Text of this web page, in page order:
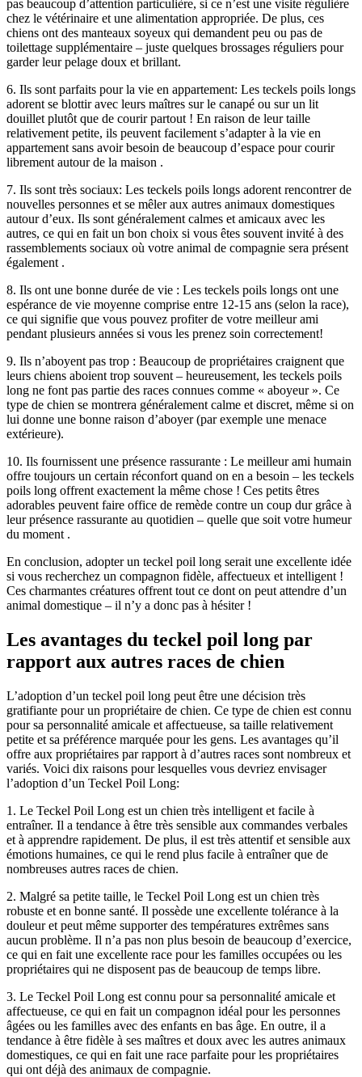
pas beaucoup d’attention particulière, si ce n’est une visite régulière
chez le vétérinaire et une alimentation appropriée. De plus, ces
chiens ont des manteaux soyeux qui demandent peu ou pas de
toilettage supplémentaire – juste quelques brossages réguliers pour
garder leur pelage doux et brillant.
6. Ils sont parfaits pour la vie en appartement: Les teckels poils longs
adorent se blottir avec leurs maîtres sur le canapé ou sur un lit
douillet plutôt que de courir partout ! En raison de leur taille
relativement petite, ils peuvent facilement s’adapter à la vie en
appartement sans avoir besoin de beaucoup d’espace pour courir
librement autour de la maison .
7. Ils sont très sociaux: Les teckels poils longs adorent rencontrer de
nouvelles personnes et se mêler aux autres animaux domestiques
autour d’eux. Ils sont généralement calmes et amicaux avec les
autres, ce qui en fait un bon choix si vous êtes souvent invité à des
rassemblements sociaux où votre animal de compagnie sera présent
également .
8. Ils ont une bonne durée de vie : Les teckels poils longs ont une
espérance de vie moyenne comprise entre 12-15 ans (selon la race),
ce qui signifie que vous pouvez profiter de votre meilleur ami
pendant plusieurs années si vous les prenez soin correctement!
9. Ils n’aboyent pas trop : Beaucoup de propriétaires craignent que
leurs chiens aboient trop souvent – heureusement, les teckels poils
long ne font pas partie des races connues comme « aboyeur ». Ce
type de chien se montrera généralement calme et discret, même si on
lui donne une bonne raison d’aboyer (par exemple une menace
extérieure).
10. Ils fournissent une présence rassurante : Le meilleur ami humain
offre toujours un certain réconfort quand on en a besoin – les teckels
poils long offrent exactement la même chose ! Ces petits êtres
adorables peuvent faire office de remède contre un coup dur grâce à
leur présence rassurante au quotidien – quelle que soit votre humeur
du moment .
En conclusion, adopter un teckel poil long serait une excellente idée
si vous recherchez un compagnon fidèle, affectueux et intelligent !
Ces charmantes créatures offrent tout ce dont on peut attendre d’un
animal domestique – il n’y a donc pas à hésiter !
Les avantages du teckel poil long par
rapport aux autres races de chien
L’adoption d’un teckel poil long peut être une décision très
gratifiante pour un propriétaire de chien. Ce type de chien est connu
pour sa personnalité amicale et affectueuse, sa taille relativement
petite et sa préférence marquée pour les gens. Les avantages qu’il
offre aux propriétaires par rapport à d’autres races sont nombreux et
variés. Voici dix raisons pour lesquelles vous devriez envisager
l’adoption d’un Teckel Poil Long:
1. Le Teckel Poil Long est un chien très intelligent et facile à
entraîner. Il a tendance à être très sensible aux commandes verbales
et à apprendre rapidement. De plus, il est très attentif et sensible aux
émotions humaines, ce qui le rend plus facile à entraîner que de
nombreuses autres races de chien.
2. Malgré sa petite taille, le Teckel Poil Long est un chien très
robuste et en bonne santé. Il possède une excellente tolérance à la
douleur et peut même supporter des températures extrêmes sans
aucun problème. Il n’a pas non plus besoin de beaucoup d’exercice,
ce qui en fait une excellente race pour les familles occupées ou les
propriétaires qui ne disposent pas de beaucoup de temps libre.
3. Le Teckel Poil Long est connu pour sa personnalité amicale et
affectueuse, ce qui en fait un compagnon idéal pour les personnes
âgées ou les familles avec des enfants en bas âge. En outre, il a
tendance à être fidèle à ses maîtres et doux avec les autres animaux
domestiques, ce qui en fait une race parfaite pour les propriétaires
qui ont déjà des animaux de compagnie.